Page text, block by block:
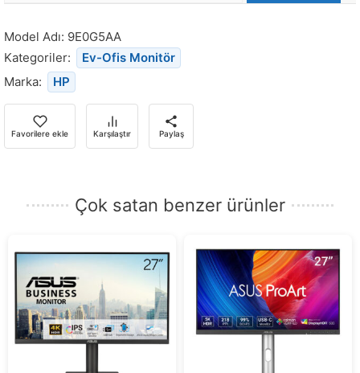
ürün
stoğa
döndüğünde
bildirim
almak
için
e-
Model Adı: 9E0G5AA
Kategoriler:
Ev-Ofis Monitör
Marka:
HP
Favorilere ekle Karşılaştır Paylaş
Çok satan benzer ürünler